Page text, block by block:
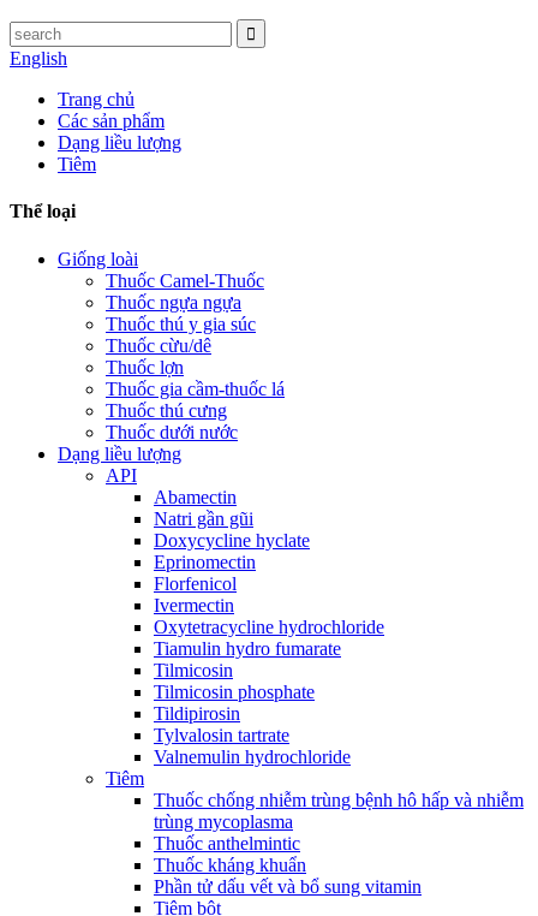
English
Trang chủ
Các sản phẩm
Dạng liều lượng
Tiêm
Thể loại
Giống loài
Thuốc Camel-Thuốc
Thuốc ngựa ngựa
Thuốc thú y gia súc
Thuốc cừu/dê
Thuốc lợn
Thuốc gia cầm-thuốc lá
Thuốc thú cưng
Thuốc dưới nước
Dạng liều lượng
API
Abamectin
Natri gần gũi
Doxycycline hyclate
Eprinomectin
Florfenicol
Ivermectin
Oxytetracycline hydrochloride
Tiamulin hydro fumarate
Tilmicosin
Tilmicosin phosphate
Tildipirosin
Tylvalosin tartrate
Valnemulin hydrochloride
Tiêm
Thuốc chống nhiễm trùng bệnh hô hấp và nhiễm
trùng mycoplasma
Thuốc anthelmintic
Thuốc kháng khuẩn
Phần tử dấu vết và bổ sung vitamin
Tiêm bột